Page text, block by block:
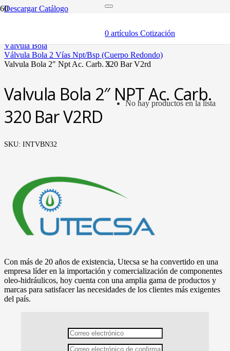
0 artículos Cotización
X
No hay productos en la lista
Descargar Catálogo
válvula bola
válvula bola 2 vías npt/bsp (cuerpo redondo)
valvula bola 2″ npt ac. carb. 320 bar v2rd
Valvula Bola 2″ NPT Ac. Carb.
320 Bar V2RD
SKU: INTVBN32
Con más de 20 años de existencia, Utecsa se ha convertido en una
empresa líder en la importación y comercialización de componentes
oleo-hidráulicos, hoy cuenta con una amplia gama de productos y
marcas para satisfacer las necesidades de los clientes más exigentes
del país.